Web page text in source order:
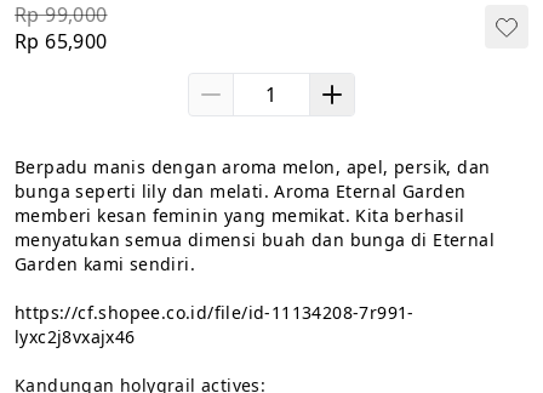
Rp 99,000
Rp 65,900
Berpadu manis dengan aroma melon, apel, persik, dan
bunga seperti lily dan melati. Aroma Eternal Garden
memberi kesan feminin yang memikat. Kita berhasil
menyatukan semua dimensi buah dan bunga di Eternal
Garden kami sendiri.
https://cf.shopee.co.id/file/id-11134208-7r991-
lyxc2j8vxajx46
Kandungan holygrail actives: